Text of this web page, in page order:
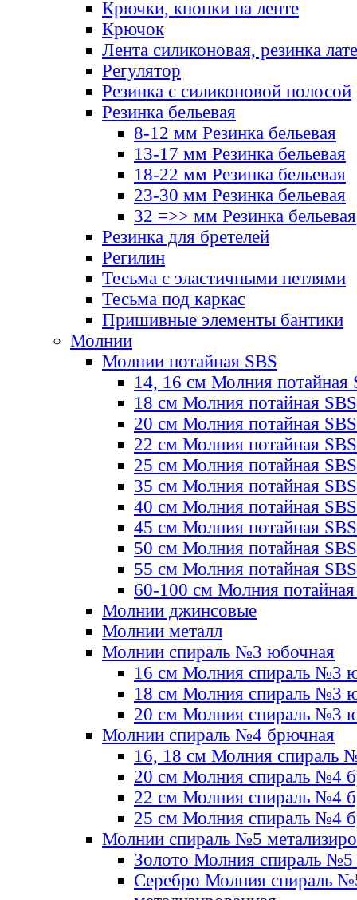
Крючки, кнопки на ленте
Крючок
Лента силиконовая, резинка
Регулятор
Резинка с силиконовой полосой
Резинка бельевая
8-12 мм Резинка бельевая
13-17 мм Резинка бельевая
18-22 мм Резинка бельевая
23-30 мм Резинка бельевая
32 =>> мм Резинка бельевая
Резинка для бретелей
Регилин
Тесьма с эластичными петлями
Тесьма под каркас
Пришивные элементы бантики
Молнии
Молнии потайная SBS
14, 16 см Молния потайная
18 см Молния потайная SBS
20 см Молния потайная SBS
22 см Молния потайная SBS
25 см Молния потайная SBS
35 см Молния потайная SBS
40 см Молния потайная SBS
45 см Молния потайная SBS
50 см Молния потайная SBS
55 см Молния потайная SBS
60-100 см Молния
Молнии джинсовые
Молнии металл
Молнии спираль №3 юбочная
16 см Молния спираль №3
18 см Молния спираль №3
20 см Молния спираль №3
Молнии спираль №4 брючная
16, 18 см Молния спираль
20 см Молния спираль №4
22 см Молния спираль №4
25 см Молния спираль №4
Молнии спираль №5
Золото Молния спираль №5
Серебро Молния спираль